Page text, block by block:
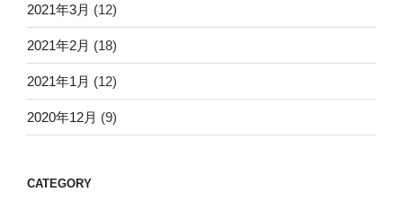
2021年3月 (12)
2021年2月 (18)
2021年1月 (12)
2020年12月 (9)
CATEGORY